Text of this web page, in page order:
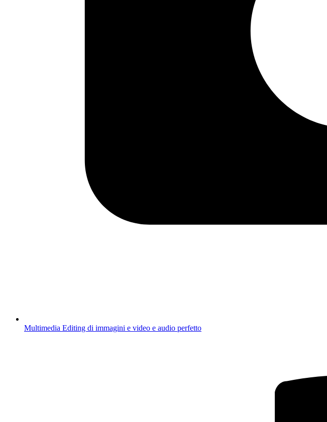
Multimedia Editing di immagini e video e audio perfetto